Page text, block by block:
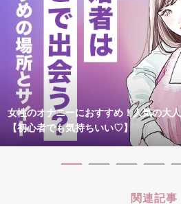
女性のオナニーにおすすめ！人気の大
【初心者でも気持ちいい♡】
関連記事